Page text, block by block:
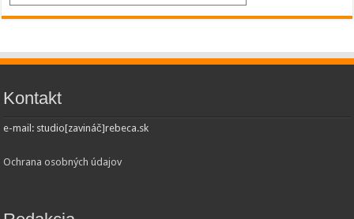
Kontakt
e-mail: studio[zavináč]rebeca.sk
Ochrana osobných údajov